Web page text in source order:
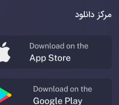
مرکز دانلود